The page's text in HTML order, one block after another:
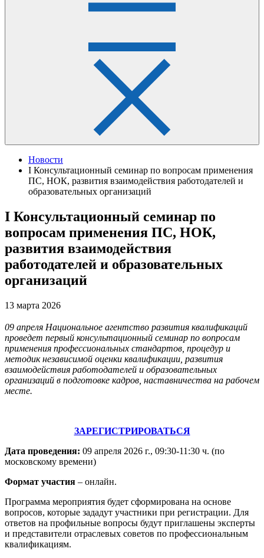
Новости
I Консультационный семинар по вопросам применения
ПС, НОК, развития взаимодействия работодателей и
образовательных организаций
I Консультационный семинар по
вопросам применения ПС, НОК,
развития взаимодействия
работодателей и образовательных
организаций
13 марта 2026
09 апреля Национальное агентство развития квалификаций
проведет первый консультационный семинар по вопросам
применения профессиональных стандартов, процедур и
методик независимой оценки квалификации, развития
взаимодействия работодателей и образовательных
организаций в подготовке кадров, наставничества на рабочем
месте.
ЗАРЕГИСТРИРОВАТЬСЯ
Дата проведения: 09 апреля 2026 г., 09:30-11:30 ч. (по
московскому времени)
Формат участия – онлайн.
Программа мероприятия будет сформирована на основе
вопросов, которые зададут участники при регистрации. Для
ответов на профильные вопросы будут приглашены эксперты
и представители отраслевых советов по профессиональным
квалификациям.